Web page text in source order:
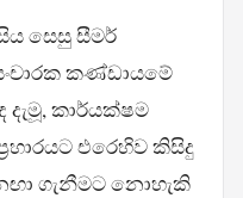
සෙසු සීමර්
කණ්ඩායමේ
දැමූ, කාර්යක්ෂම
එරෙහිව කිසිදු
ගැනීමට නොහැකි